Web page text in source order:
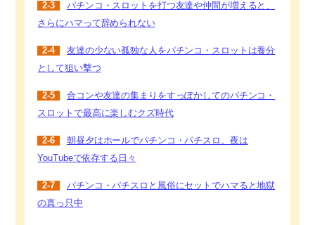
2-3
パチンコ・スロットを打つ友達や仲間が増えると、
さらにハマって辞められない
2-4
友達の少ない孤独な人をパチンコ・スロットは養分
として狙い撃つ
2-5
合コンや友達の集まりをすっぽかしてのパチンコ・
スロットで最高に楽しむクズ時代
2-6
朝昼夕はホールでパチンコ・パチスロ。夜は
YouTubeで依存する日々
2-7
パチンコ・パチスロと風俗にセットでハマると地獄
の真っ只中